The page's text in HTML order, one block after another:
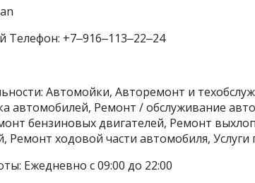
+7‒916‒113‒22‒24
Автомойки, Авторемонт и
автомобилей, Ремонт / обслуживание
бензиновых двигателей, Ремонт
Ремонт ходовой части автомобиля,
Ежедневно с 09:00 до 22:00